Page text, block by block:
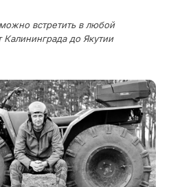
встретить в любой
Калининграда до Якутии